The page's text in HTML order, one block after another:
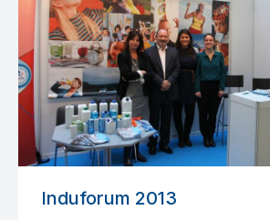
Induforum 2013